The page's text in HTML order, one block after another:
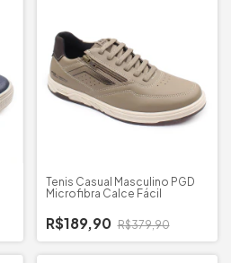
Tenis Casual Masculino PGD
Microfibra Calce Fácil
R$189,90 R$379,90